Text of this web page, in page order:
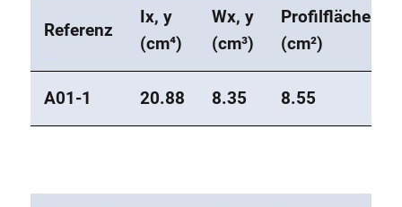
Referenz
Ix, y
(cm⁴)
Wx, y
(cm³)
Profilfläche
(cm²)
A01-1 20.88 8.35 8.55